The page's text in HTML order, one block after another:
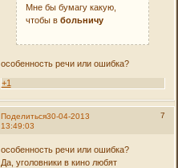
Мне бы бумагу какую,
чтобы вбольничу
особенность речи или ошибка?
+1
Поделиться 7
30-04-2013
13:49:03
особенность речи или ошибка?
Да, уголовники в кино любят